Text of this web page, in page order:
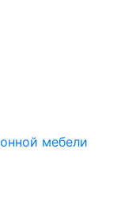
мебели